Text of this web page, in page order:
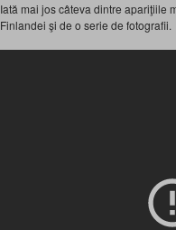
Iată mai jos câteva dintre apariţiile
Finlandei şi de o serie de fotografii.